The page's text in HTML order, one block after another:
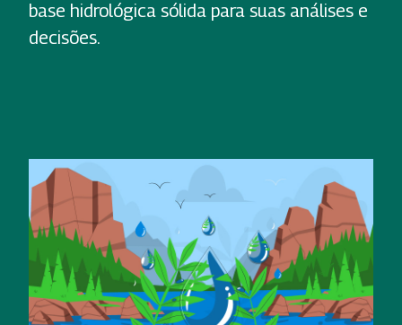
base hidrológica sólida para suas análises e
decisões.